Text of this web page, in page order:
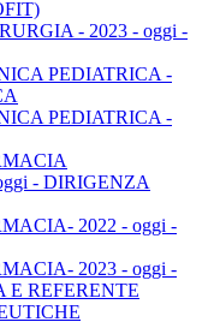
- 2023 - oggi -
PEDIATRICA -
PEDIATRICA -
- DIRIGENZA
2022 - oggi -
2023 - oggi -
E REFERENTE